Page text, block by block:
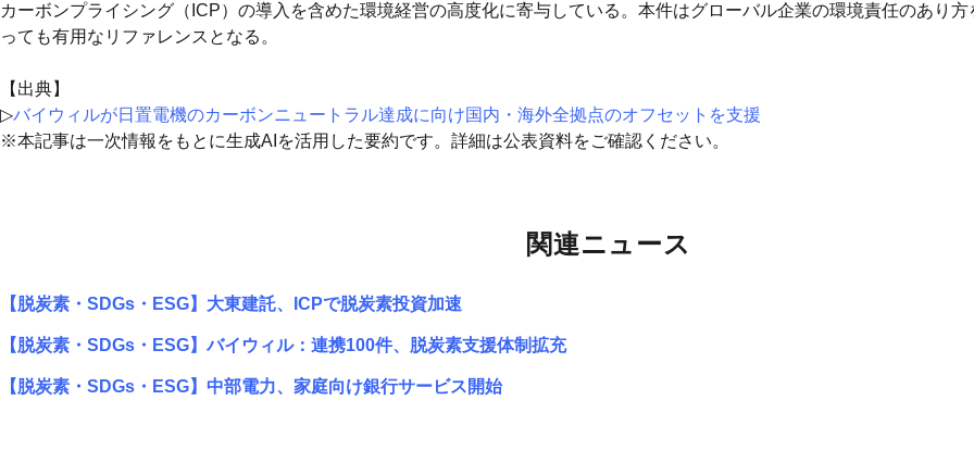
カーボンプライシング（ICP）の導入を含めた環境経営の高度化に寄与している。本件はグローバル企業の環境責任のあり
っても有用なリファレンスとなる。
【出典】
▷バイウィルが日置電機のカーボンニュートラル達成に向け国内・海外全拠点のオフセットを支援
※本記事は一次情報をもとに生成AIを活用した要約です。詳細は公表資料をご確認ください。
関連ニュース
【脱炭素・SDGs・ESG】大東建託、ICPで脱炭素投資加速
【脱炭素・SDGs・ESG】バイウィル：連携100件、脱炭素支援体制拡充
【脱炭素・SDGs・ESG】中部電力、家庭向け銀行サービス開始